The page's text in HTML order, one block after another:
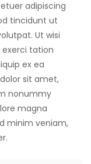
adipiscing
tincidunt ut
Ut wisi
tation
ex ea
sit amet,
nonummy
magna
minim veniam,